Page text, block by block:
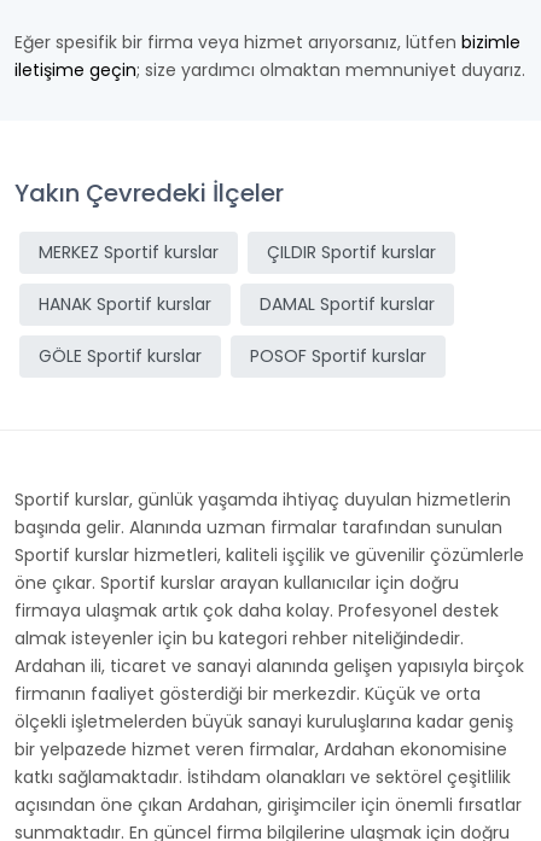
Eğer spesifik bir firma veya hizmet arıyorsanız, lütfen bizimle
iletişime geçin; size yardımcı olmaktan memnuniyet duyarız.
Yakın Çevredeki İlçeler
MERKEZ Sportif kurslar ÇILDIR Sportif kurslar
HANAK Sportif kurslar DAMAL Sportif kurslar
GÖLE Sportif kurslar POSOF Sportif kurslar
Sportif kurslar, günlük yaşamda ihtiyaç duyulan hizmetlerin
başında gelir. Alanında uzman firmalar tarafından sunulan
Sportif kurslar hizmetleri, kaliteli işçilik ve güvenilir çözümlerle
öne çıkar. Sportif kurslar arayan kullanıcılar için doğru
firmaya ulaşmak artık çok daha kolay. Profesyonel destek
almak isteyenler için bu kategori rehber niteliğindedir.
Ardahan ili, ticaret ve sanayi alanında gelişen yapısıyla birçok
firmanın faaliyet gösterdiği bir merkezdir. Küçük ve orta
ölçekli işletmelerden büyük sanayi kuruluşlarına kadar geniş
bir yelpazede hizmet veren firmalar, Ardahan ekonomisine
katkı sağlamaktadır. İstihdam olanakları ve sektörel çeşitlilik
açısından öne çıkan Ardahan, girişimciler için önemli fırsatlar
sunmaktadır. En güncel firma bilgilerine ulaşmak için doğru